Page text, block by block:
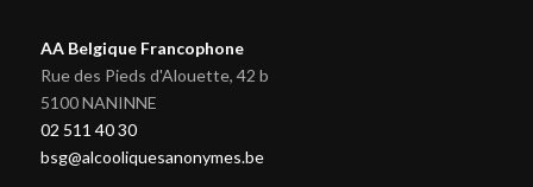
AA Belgique Francophone
Rue des Pieds d'Alouette, 42 b
5100 NANINNE
02 511 40 30
bsg@alcooliquesanonymes.be